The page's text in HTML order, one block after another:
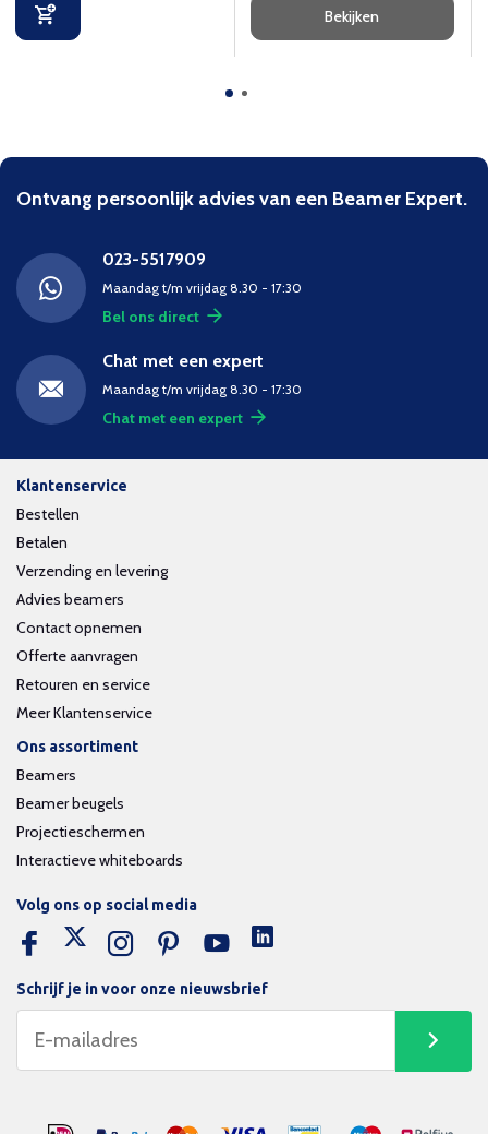
Bekijken
Ontvang persoonlijk advies van een Beamer Expert.
023-5517909
Maandag t/m vrijdag 8.30 - 17:30
Bel ons direct
Chat met een expert
Maandag t/m vrijdag 8.30 - 17:30
Chat met een expert
Klantenservice
Bestellen
Betalen
Verzending en levering
Advies beamers
Contact opnemen
Offerte aanvragen
Retouren en service
Meer Klantenservice
Ons assortiment
Beamers
Beamer beugels
Projectieschermen
Interactieve whiteboards
Schrijf je in voor onze nieuwsbrief
Volg ons op social media